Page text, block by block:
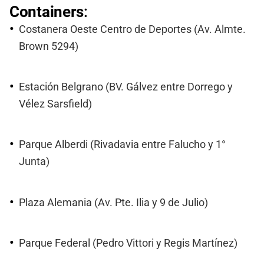
Containers:
Costanera Oeste Centro de Deportes (Av. Almte.
Brown 5294)
Estación Belgrano (BV. Gálvez entre Dorrego y
Vélez Sarsfield)
Parque Alberdi (Rivadavia entre Falucho y 1°
Junta)
Plaza Alemania (Av. Pte. Ilia y 9 de Julio)
Parque Federal (Pedro Vittori y Regis Martínez)